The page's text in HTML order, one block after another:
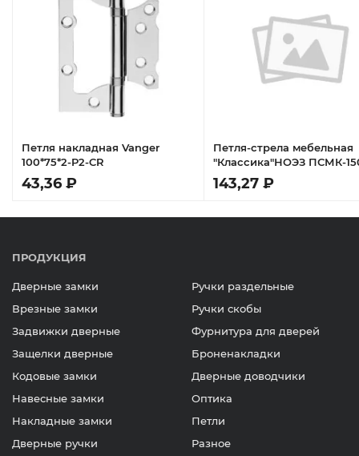
Петля накладная Vanger
100*75*2-P2-CR
43,36 ₽
Петля-стрела мебельная
"Классика"НОЭЗ ПСМК-
черный матовый (30)
143,27 ₽
ПРОДУКЦИЯ
Дверные замки
Врезные замки
Задвижки дверные
Защелки дверные
Кодовые замки
Навесные замки
Накладные замки
Дверные ручки
Ручки раздельные
Ручки скобы
Фурнитура для дверей
Броненакладки
Дверные доводчики
Оптика
Петли
Разное